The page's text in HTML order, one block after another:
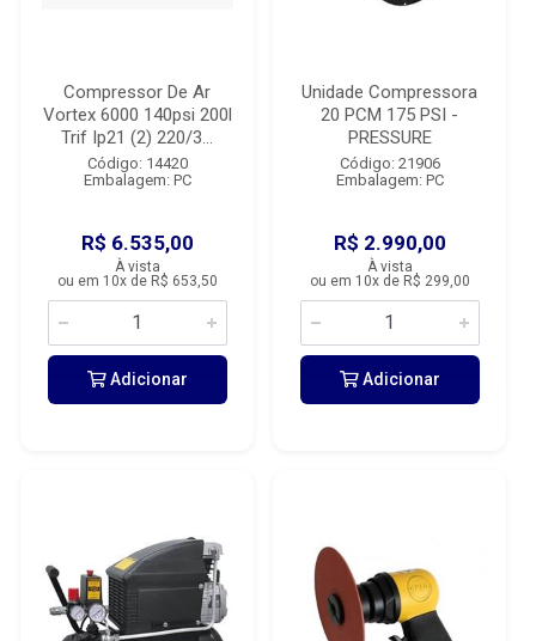
Compressor De Ar
Vortex 6000 140psi 200l
Trif Ip21 (2) 220/3...
Código: 14420
Embalagem: PC
R$ 6.535,00
À vista
ou em 10x de R$ 653,50
Adicionar
Unidade Compressora
20 PCM 175 PSI -
PRESSURE
Código: 21906
Embalagem: PC
R$ 2.990,00
À vista
ou em 10x de R$ 299,00
Adicionar